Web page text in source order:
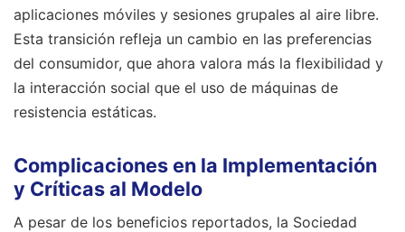
aplicaciones móviles y sesiones grupales al aire libre.
Esta transición refleja un cambio en las preferencias
del consumidor, que ahora valora más la flexibilidad y
la interacción social que el uso de máquinas de
resistencia estáticas.
Complicaciones en la Implementación
y Críticas al Modelo
A pesar de los beneficios reportados, la Sociedad